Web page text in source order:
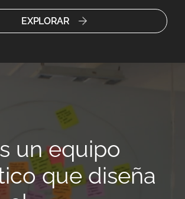
EXPLORAR
un equipo
que diseña